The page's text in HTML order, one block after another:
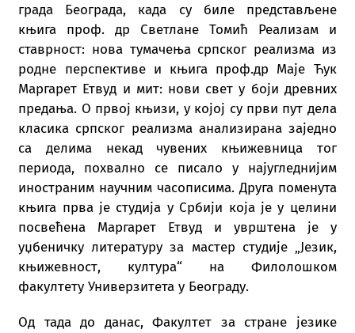
града Београда, када су биле представљене
књига проф. др Светлане Томић Реализам и
ставрност: нова тумачења српског реализма из
родне перспективе и књига проф.др Маје Ћук
Маргарет Етвуд и мит: нови свет у боји древних
предања. О првој књизи, у којој су први пут дела
класика српског реализма анализирана заједно
са делима некад чувених књижевница тог
периода, похвално се писало у најугледнијим
иностраним научним часописима. Друга поменута
књига прва је студија у Србији која је у целини
посвећена Маргарет Етвуд и уврштена је у
уџбеничку литературу за мастер студије „Језик,
књижевност, култура“ на Филолошком
факултету Универзитета у Београду.
Од тада до данас, Факултет за стране језике